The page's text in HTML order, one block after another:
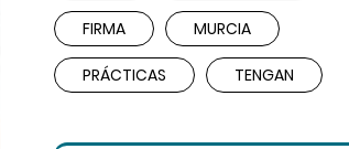
FIRMA MURCIA
PRÁCTICAS TENGAN